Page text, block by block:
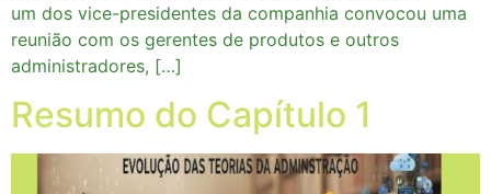
um dos vice-presidentes da companhia convocou uma
reunião com os gerentes de produtos e outros
administradores, […]
Resumo do Capítulo 1